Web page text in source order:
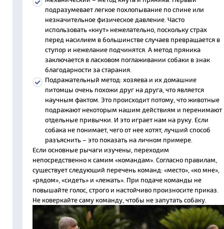
подразумевает легкое похлопывание по спине или
незначительное физическое давление. Часто
использовать «кнут» нежелательно, поскольку страх
перед насилием в большинстве случаев превращается в
ступор и нежелание подчинятся. А метод пряника
заключается в ласковом поглаживании собаки в знак
благодарности за старания.
Подражательный метод: хозяева и их домашние
питомцы очень похожи друг на друга, что является
научным фактом. Это происходит потому, что животные
подражают некоторым нашим действиям и перенимают
отдельные привычки. И это играет нам на руку. Если
собака не понимает, чего от нее хотят, лучший способ
разъяснить – это показать на личном примере.
Если основные рычаги изучены, переходим
непосредственно к самим «командам». Согласно правилам,
существует следующий перечень команд: «место», «ко мне»,
«рядом», «сидеть» и «лежать». При подаче команды не
повышайте голос, строго и настойчиво произносите приказ.
Не коверкайте саму команду, чтобы не запутать собаку.